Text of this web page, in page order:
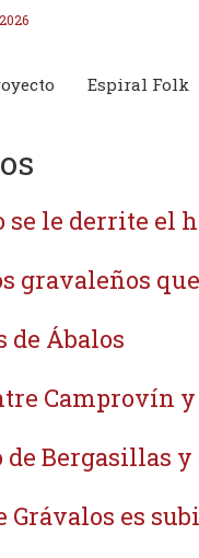
Espiral Folk
se le derrite el
gravaleños
de Ábalos
Camprovín
de Bergasillas
Grávalos es